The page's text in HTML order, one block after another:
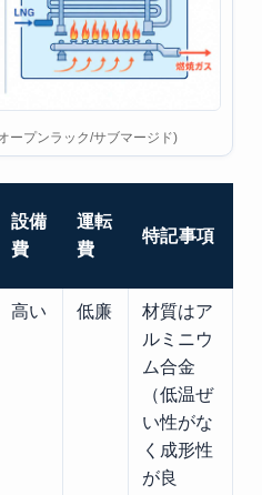
ープンラック/サブマージド)
設備
費
運転
費
特記事項
高い 低廉
材質はア
ルミニウ
ム合金
（低温ぜ
い性がな
く成形性
が良